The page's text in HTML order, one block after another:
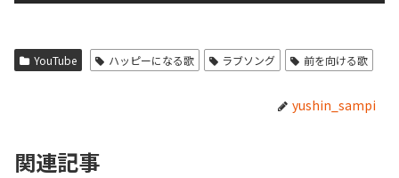
YouTube ハッピーになる歌 ラブソング 前を向ける歌
yushin_sampi
関連記事